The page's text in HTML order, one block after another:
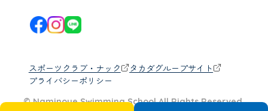
スポーツクラブ・ナック
タカダグループサイト
プライバシーポリシー
© Naminoue Swimming School All Rights Reserved.